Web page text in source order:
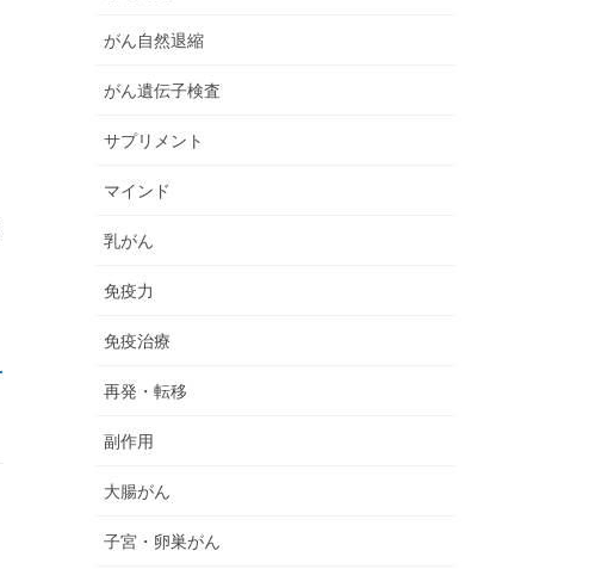
がん自然退縮
がん遺伝子検査
サプリメント
マインド
乳がん
免疫力
免疫治療
再発・転移
副作用
大腸がん
子宮・卵巣がん